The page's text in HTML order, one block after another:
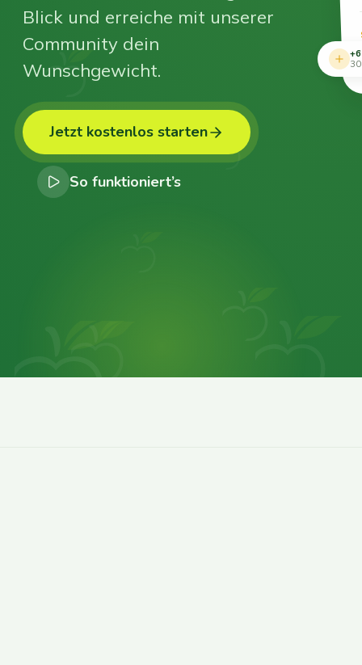
Blick und erreiche mit unserer
Community dein
Wunschgewicht.
Jetzt kostenlos starten
So funktioniert’s